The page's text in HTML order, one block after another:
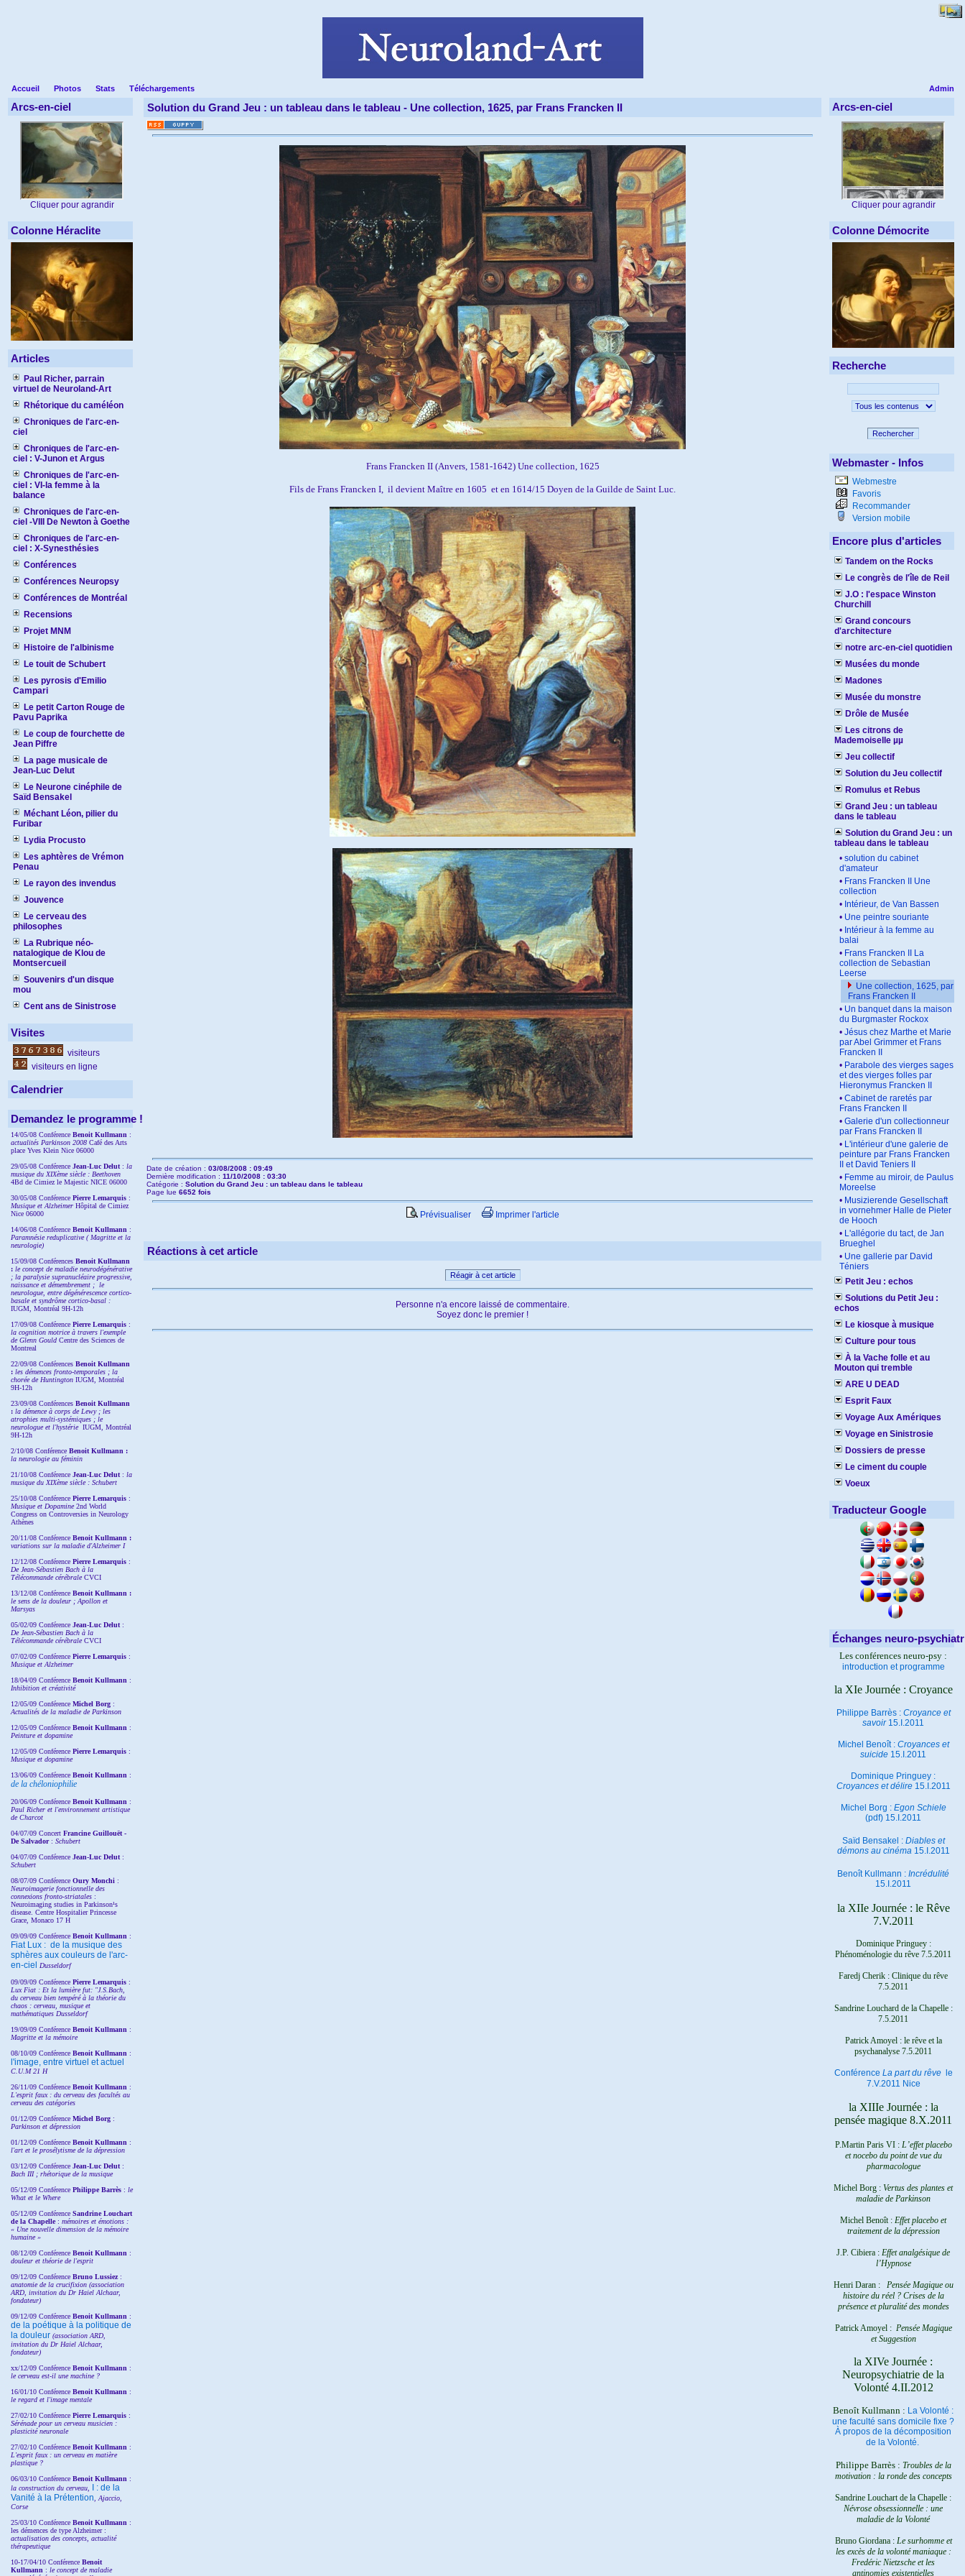
Admin
Accueil Photos Stats Téléchargements
Arcs-en-ciel
Cliquer pour agrandir
Colonne Héraclite
Articles
Paul Richer, parrain
virtuel de Neuroland-Art
Rhétorique du caméléon
Chroniques de l'arc-en-
ciel
Chroniques de l'arc-en-
ciel : V-Junon et Argus
Chroniques de l'arc-en-
ciel : VI-la femme à la
balance
Chroniques de l'arc-en-
ciel -VIII De Newton à Goethe
Chroniques de l'arc-en-
ciel : X-Synesthésies
Conférences
Conférences Neuropsy
Conférences de Montréal
Recensions
Projet MNM
Histoire de l'albinisme
Le touit de Schubert
Les pyrosis d'Emilio
Campari
Le petit Carton Rouge de
Pavu Paprika
Le coup de fourchette de
Jean Piffre
La page musicale de
Jean-Luc Delut
Le Neurone cinéphile de
Saïd Bensakel
Méchant Léon, pilier du
Furibar
Lydia Procusto
Les aphtères de Vrémon
Penau
Le rayon des invendus
Jouvence
Le cerveau des
philosophes
La Rubrique néo-
natalogique de Klou de
Montsercueil
Souvenirs d'un disque
mou
Cent ans de Sinistrose
Visites
visiteurs
visiteurs en ligne
Calendrier
Demandez le programme !
14/05/08 Conférence Benoit Kullmann :
actualités Parkinson 2008 Café des Arts
place Yves Klein Nice 06000
29/05/08 Conférence Jean-Luc Delut : la
musique du XIXème siècle : Beethoven
4Bd de Cimiez le Majestic NICE 06000
30/05/08 Conférence Pierre Lemarquis :
Musique et Alzheimer Hôpital de Cimiez
Nice 06000
14/06/08 Conférence Benoit Kullmann :
Paramnésie reduplicative ( Magritte et la
neurologie)
15/09/08 Conférences Benoit Kullmann
: le concept de maladie neurodégénérative
; la paralysie supranucléaire progressive,
naissance et démembrement ; le
neurologue, entre dégénérescence cortico-
basale et syndrôme cortico-basal :
IUGM, Montréal 9H-12h
17/09/08 Conférence Pierre Lemarquis :
la cognition motrice à travers l'exemple
de Glenn Gould Centre des Sciences de
Montreal
22/09/08 Conférences Benoit Kullmann
: les démences fronto-temporales ; la
chorée de Huntington IUGM, Montréal
9H-12h
23/09/08 Conférences Benoit Kullmann
: la démence à corps de Lewy ; les
atrophies multi-systémiques ; le
neurologue et l'hystérie IUGM, Montréal
9H-12h
2/10/08 Conférence Benoit Kullmann :
la neurologie au féminin
21/10/08 Conférence Jean-Luc Delut : la
musique du XIXème siècle : Schubert
25/10/08 Conférence Pierre Lemarquis :
Musique et Dopamine2nd World
Congress on Controversies in Neurology
Athènes
20/11/08 Conférence Benoit Kullmann :
variations sur la maladie d'Alzheimer I
12/12/08 Conférence Pierre Lemarquis :
De Jean-Sébastien Bach à la
Télécommande cérébraleCVCI
13/12/08 Conférence Benoit Kullmann :
le sens de la douleur ; Apollon et
Marsyas
05/02/09 Conférence Jean-Luc Delut :
De Jean-Sébastien Bach à la
Télécommande cérébraleCVCI
07/02/09 Conférence Pierre Lemarquis :
Musique et Alzheimer
18/04/09 Conférence Benoit Kullmann :
Inhibition et créativité
12/05/09 Conférence Michel Borg :
Actualités de la maladie de Parkinson
12/05/09 Conférence Benoit Kullmann :
Peinture et dopamine
12/05/09 Conférence Pierre Lemarquis :
Musique et dopamine
13/06/09 Conférence Benoit Kullmann :
de la chéloniophilie
20/06/09 Conférence Benoit Kullmann :
Paul Richer et l'environnement artistique
de Charcot
04/07/09 Concert Francine Guillouët -
De Salvador : Schubert
04/07/09 Conférence Jean-Luc Delut :
Schubert
08/07/09 Conférence Oury Monchi :
Neuroimagerie fonctionnelle des
connexions fronto-striatales :
Neuroimaging studies in Parkinson¹s
disease. Centre Hospitalier Princesse
Grace, Monaco 17 H
09/09/09 Conférence Benoit Kullmann :
Fiat Lux : de la musique des
sphères aux couleurs de l'arc-
en-ciel
Dusseldorf
09/09/09 Conférence Pierre Lemarquis :
Lux Fiat : Et la lumière fut: "J.S.Bach,
du cerveau bien tempéré à la théorie du
chaos : cerveau, musique et
mathématiques Dusseldorf
19/09/09 Conférence Benoit Kullmann :
Magritte et la mémoire
08/10/09 Conférence Benoit Kullmann :
l'image, entre virtuel et actuel
C.U.M 21 H
26/11/09 Conférence Benoit Kullmann :
L'esprit faux : du cerveau des facultés au
cerveau des catégories
01/12/09 Conférence Michel Borg :
Parkinson et dépression
01/12/09 Conférence Benoit Kullmann :
l'art et le prosélytisme de la dépression
03/12/09 Conférence Jean-Luc Delut :
Bach III ; rhétorique de la musique
05/12/09 Conférence Philippe Barrès : le
What et le Where
05/12/09 Conférence SandrineLouchart
de la Chapelle: mémoires et émotions :
« Une nouvelle dimension de la mémoire
humaine »
08/12/09 Conférence Benoit Kullmann :
douleur et théorie de l'esprit
09/12/09 Conférence Bruno Lussiez :
anatomie de la crucifixion (association
ARD, invitation du Dr Haiel Alchaar,
fondateur)
09/12/09 Conférence Benoit Kullmann :
de la poétique à la politique de
la douleur (association ARD,
invitation du Dr Haiel Alchaar,
fondateur)
xx/12/09 Conférence Benoit Kullmann :
le cerveau est-il une machine ?
16/01/10 Conférence Benoit Kullmann :
le regard et l'image mentale
27/02/10 Conférence Pierre Lemarquis :
Sérénade pour un cerveau musicien :
plasticité neuronale
27/02/10 Conférence Benoit Kullmann :
L'esprit faux : un cerveau en matière
plastique ?
06/03/10 Conférence Benoit Kullmann :
la construction du cerveau,
I : de la
Vanité à la Prétention , Ajaccio,
Corse
25/03/10 Conférence Benoit Kullmann :
les démences de type Alzheimer :
actualisation des concepts, actualité
thérapeutique
10-17/04/10 Conférence Benoit
Kullmann : le concept de maladie
Solution du Grand Jeu : un tableau dans le tableau - Une collection, 1625, par Frans Francken II
Frans Francken II (Anvers, 1581-1642)Une collection, 1625
Fils de Frans Francken I, il devient Maître en 1605 et en 1614/15 Doyen de la Guilde de Saint Luc.
Date de création : 03/08/2008 : 09:49
Dernière modification : 11/10/2008 : 03:30
Catégorie : Solution du Grand Jeu : un tableau dans le tableau
Page lue 6652 fois
Prévisualiser Imprimer l'article
Réactions à cet article
Réagir à cet article
Personne n'a encore laissé de commentaire.
Soyez donc le premier !
Arcs-en-ciel
Cliquer pour agrandir
Colonne Démocrite
Recherche
Rechercher
Webmaster - Infos
Webmestre
Favoris
Recommander
Version mobile
Encore plus d'articles
Tandem on the Rocks
Le congrès de l'île de Reil
J.O : l'espace Winston
Churchill
Grand concours
d'architecture
notre arc-en-ciel quotidien
Musées du monde
Madones
Musée du monstre
Drôle de Musée
Les citrons de
Mademoiselle µµ
Jeu collectif
Solution du Jeu collectif
Romulus et Rebus
Grand Jeu : un tableau
dans le tableau
Solution du Grand Jeu : un
tableau dans le tableau
• solution du cabinet
d'amateur
• Frans Francken II Une
collection
• Intérieur, de Van Bassen
• Une peintre souriante
• Intérieur à la femme au
balai
• Frans Francken II La
collection de Sebastian
Leerse
Une collection, 1625, par
Frans Francken II
• Un banquet dans la maison
du Burgmaster Rockox
• Jésus chez Marthe et Marie
par Abel Grimmer et Frans
Francken II
• Parabole des vierges sages
et des vierges folles par
Hieronymus Francken II
• Cabinet de raretés par
Frans Francken II
• Galerie d'un collectionneur
par Frans Francken II
• L'intérieur d'une galerie de
peinture par Frans Francken
II et David Teniers II
• Femme au miroir, de Paulus
Moreelse
• Musizierende Gesellschaft
in vornehmer Halle de Pieter
de Hooch
• L'allégorie du tact, de Jan
Brueghel
• Une gallerie par David
Téniers
Petit Jeu : echos
Solutions du Petit Jeu :
echos
Le kiosque à musique
Culture pour tous
À la Vache folle et au
Mouton qui tremble
ARE U DEAD
Esprit Faux
Voyage Aux Amériques
Voyage en Sinistrosie
Dossiers de presse
Le ciment du couple
Voeux
Traducteur Google
Échanges neuro-
Les conférences neuro-psy :
introduction et programme
la XIe Journée : Croyance
Philippe Barrès : Croyance et
savoir15.I.2011
Michel Benoît : Croyances et
suicide 15.I.2011
Dominique Pringuey :
Croyances et délire15.I.2011
Michel Borg : Egon Schiele
(pdf) 15.I.2011
Saïd Bensakel : Diables et
démons au cinéma 15.I.2011
Benoît Kullmann : Incrédulité
15.I.2011
la XIIe Journée : le Rêve
7.V.2011
Dominique Pringuey :
Phénoménologie du rêve 7.5.2011
Faredj Cherik : Clinique du rêve
7.5.2011
Sandrine Louchard de la Chapelle :
7.5.2011
Patrick Amoyel : le rêve et la
psychanalyse 7.5.2011
Conférence La part du rêve
le
7.V.2011 Nice
la XIIIe Journée : la
pensée magique 8.X.2011
P.Martin Paris VI : L’effet placebo
et nocebo du point de vue du
pharmacologue
Michel Borg : Vertus des plantes et
maladie de Parkinson
Michel Benoît : Effet placebo et
traitement de la dépression
J.P. Cibiera : Effet analgésique de
l’Hypnose
Henri Daran : Pensée Magique ou
histoire du réel ?Crises de la
présence et pluralité des mondes
Patrick Amoyel : Pensée Magique
et Suggestion
la XIVe Journée :
Neuropsychiatrie de la
Volonté 4.II.2012
Benoît Kullmann : La Volonté :
une faculté sans domicile fixe ?
À propos de la décomposition
de la Volonté.
Philippe Barrès : Troubles de la
motivation : la ronde des concepts
Sandrine Louchart de la Chapelle :
Névrose obsessionnelle : une
maladie de la Volonté
Bruno Giordana : Le surhomme et
les excès de la volonté maniaque :
Fredéric Nietzsche et les
antinomies existentielles